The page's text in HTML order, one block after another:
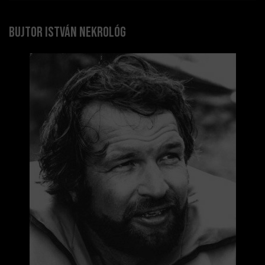
Bujtor István nekrológ